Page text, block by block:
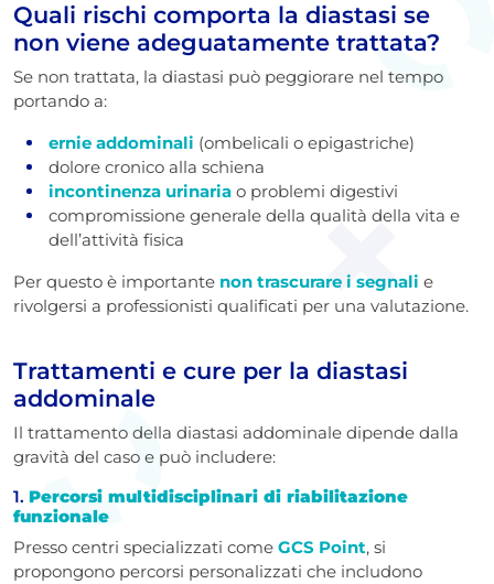
Quali rischi comporta la diastasi se
non viene adeguatamente trattata?
Se non trattata, la diastasi può peggiorare nel tempo
portando a:
ernie addominali (ombelicali o epigastriche)
dolore cronico alla schiena
incontinenza urinaria o problemi digestivi
compromissione generale della qualità della vita e
dell’attività fisica
Per questo è importante non trascurare i segnali e
rivolgersi a professionisti qualificati per una valutazione.
Trattamenti e cure per la diastasi
addominale
Il trattamento della diastasi addominale dipende dalla
gravità del caso e può includere:
1. Percorsi multidisciplinari di riabilitazione
funzionale
Presso centri specializzati come GCS Point, si
propongono percorsi personalizzati che includono